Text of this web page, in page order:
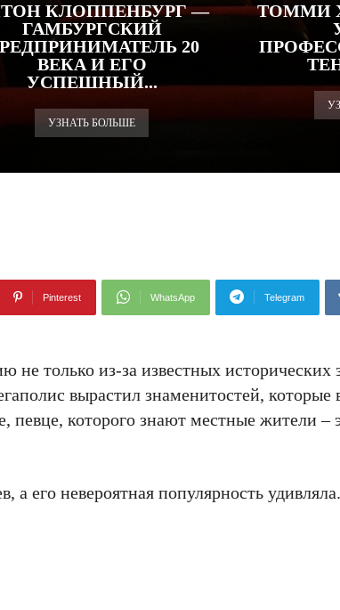
КЛОППЕНБУРГ —
ГАМБУРГСКИЙ
20
ВЕКА И ЕГО
УСПЕШНЫЙ...
УЗНАТЬ БОЛЬШЕ
ТОММИ
Pinterest WhatsApp Telegram
не только из-за известных исторических
вырастил знаменитостей, которые
певце, которого знают местные жители
его невероятная популярность